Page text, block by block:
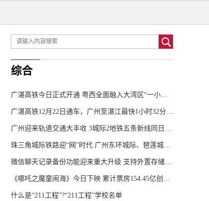
综合
广湛高铁今日正式开通 粤西全面融入大湾区“一小时生活圈”
广湛高铁12月22日通车，广州至湛江最快1小时32分可达
广州迎来轨道交通大丰收 3城际2地铁五条新线同日开通
珠三角城际铁路迎“网”时代 广州东环城际、琶莲城际、广惠城际北延段同日开通
微信聊天记录备份功能迎来重大升级 支持外置存储与自动备份
《哪吒之魔童闹海》今日下映 累计票房154.45亿创华语影史新纪录
什么是“211工程”?“211工程”学校名单